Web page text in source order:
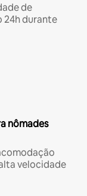
de
24h durante
nômades
velocidade